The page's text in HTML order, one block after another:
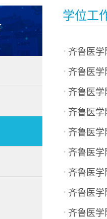
学位工
· 齐鲁医
· 齐鲁医
· 齐鲁医
· 齐鲁医
· 齐鲁医
· 齐鲁医学
· 齐鲁医
· 齐鲁医
· 齐鲁医